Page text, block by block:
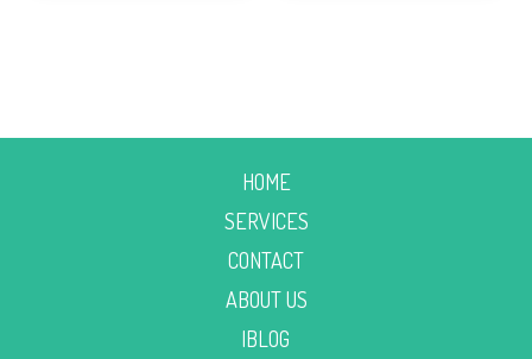
HOME
SERVICES
CONTACT
ABOUT US
|BLOG